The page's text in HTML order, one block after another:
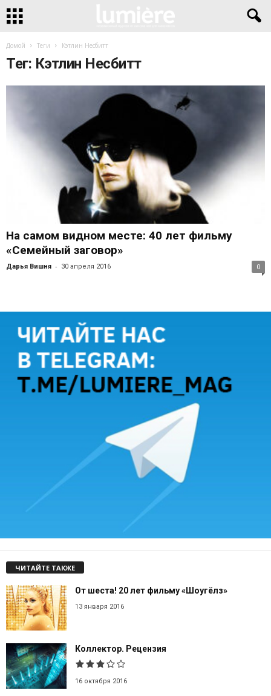
Домой Теги Кэтлин Несбитт
Тег: Кэтлин Несбитт
На самом видном месте: 40 лет фильму
«Семейный заговор»
Дарья Вишня - 30 апреля 2016 0
ЧИТАЙТЕ ТАКЖЕ
От шеста! 20 лет фильму «Шоугёлз»
13 января 2016
Коллектор. Рецензия
16 октября 2016